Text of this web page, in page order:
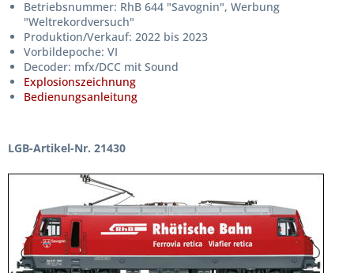
Betriebsnummer: RhB 644 "Savognin", Werbung
"Weltrekordversuch"
Produktion/Verkauf: 2022 bis 2023
Vorbildepoche: VI
Decoder: mfx/DCC mit Sound
Explosionszeichnung
Bedienungsanleitung
LGB-Artikel-Nr. 21430